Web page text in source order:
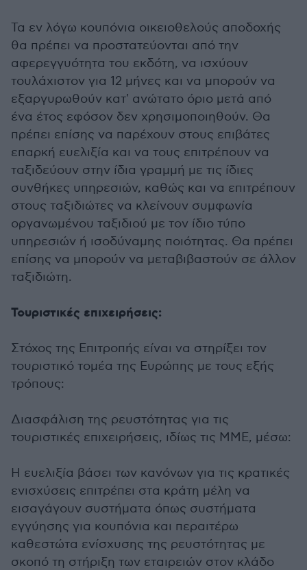
Τα εν λόγω κουπόνια οικειοθελούς αποδοχής
θα πρέπει να προστατεύονται από την
αφερεγγυότητα του εκδότη, να ισχύουν
τουλάχιστον για 12 μήνες και να μπορούν να
εξαργυρωθούν κατ' ανώτατο όριο μετά από
ένα έτος εφόσον δεν χρησιμοποιηθούν. Θα
πρέπει επίσης να παρέχουν στους επιβάτες
επαρκή ευελιξία και να τους επιτρέπουν να
ταξιδεύουν στην ίδια γραμμή με τις ίδιες
συνθήκες υπηρεσιών, καθώς και να επιτρέπουν
στους ταξιδιώτες να κλείνουν συμφωνία
οργανωμένου ταξιδιού με τον ίδιο τύπο
υπηρεσιών ή ισοδύναμης ποιότητας. Θα πρέπει
επίσης να μπορούν να μεταβιβαστούν σε άλλον
ταξιδιώτη.
Τουριστικές επιχειρήσεις:
Στόχος της Επιτροπής είναι να στηρίξει τον
τουριστικό τομέα της Ευρώπης με τους εξής
τρόπους:
Διασφάλιση της ρευστότητας για τις
τουριστικές επιχειρήσεις, ιδίως τις ΜΜΕ, μέσω:
Η ευελιξία βάσει των κανόνων για τις κρατικές
ενισχύσεις επιτρέπει στα κράτη μέλη να
εισαγάγουν συστήματα όπως συστήματα
εγγύησης για κουπόνια και περαιτέρω
καθεστώτα ενίσχυσης της ρευστότητας με
σκοπό τη στήριξη των εταιρειών στον κλάδο